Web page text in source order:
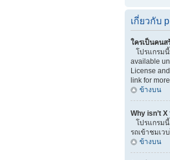
เกี่ยวกับ
ใครเป็นคนส
โปรแกรม
available
License
link for
ข้างบน
Why isn’t
โปรแกรมนี้
รถเข้าชมเว
ข้างบน